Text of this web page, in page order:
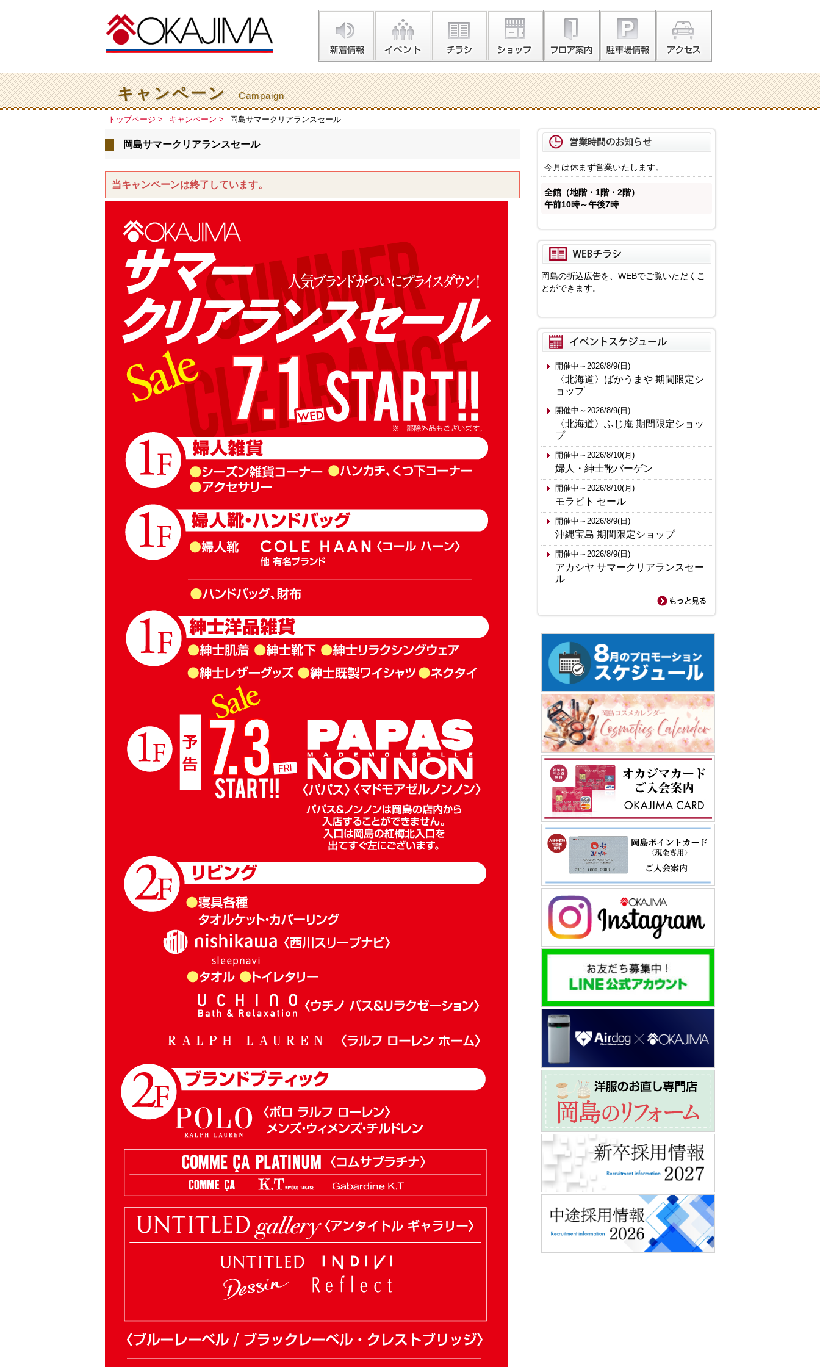
キャンペーン Campaign
トップページ キャンペーン 岡島サマークリアランスセール
岡島サマークリアランスセール
当キャンペーンは終了しています。
今月は休まず営業いたします。
全館（地階・1階・2階）
午前10時～午後7時
岡島の折込広告を、WEBでご覧いただくこ
とができます。
開催中～2026/8/9(日)
〈北海道〉ばかうまや 期間限定シ
ョップ
開催中～2026/8/9(日)
〈北海道〉ふじ庵 期間限定ショッ
プ
開催中～2026/8/10(月)
婦人・紳士靴バーゲン
開催中～2026/8/10(月)
モラビト セール
開催中～2026/8/9(日)
沖縄宝島 期間限定ショップ
開催中～2026/8/9(日)
アカシヤ サマークリアランスセー
ル